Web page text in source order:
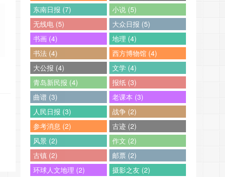
东南日报 (7)
小说 (5)
无线电 (5)
大众日报 (5)
书画 (4)
地理 (4)
书法 (4)
西方博物馆 (4)
大公报 (4)
文学 (4)
青岛新民报 (4)
报纸 (3)
曲谱 (3)
老课本 (3)
人民日报 (3)
战争 (2)
参考消息 (2)
古迹 (2)
风景 (2)
作文 (2)
古镇 (2)
邮票 (2)
环球人文地理 (2)
摄影之友 (2)